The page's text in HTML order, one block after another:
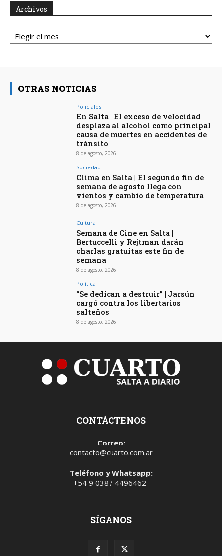
Archivos
Archivos
OTRAS NOTICIAS
Policiales
En Salta | El exceso de velocidad
desplaza al alcohol como principal
causa de muertes en accidentes de
tránsito
8 de agosto, 2026
Sociedad
Clima en Salta | El segundo fin de
semana de agosto llega con
vientos y cambio de temperatura
8 de agosto, 2026
Cultura
Semana de Cine en Salta |
Bertuccelli y Rejtman darán
charlas gratuitas este fin de
semana
8 de agosto, 2026
Política
“Se dedican a destruir” | Jarsún
cargó contra los libertarios
salteños
8 de agosto, 2026
CONTÁCTENOS
Correo:
contacto@cuarto.com.ar
Teléfono y Whatsapp:
+54 9 0387 4496462
SÍGANOS